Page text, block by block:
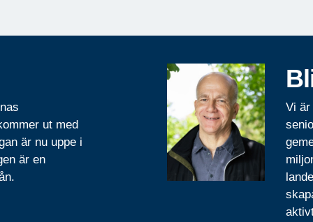
ut med
är nu uppe i
är en
Vi är